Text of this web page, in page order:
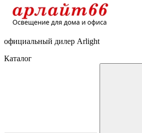
официальный дилер Arlight
Каталог